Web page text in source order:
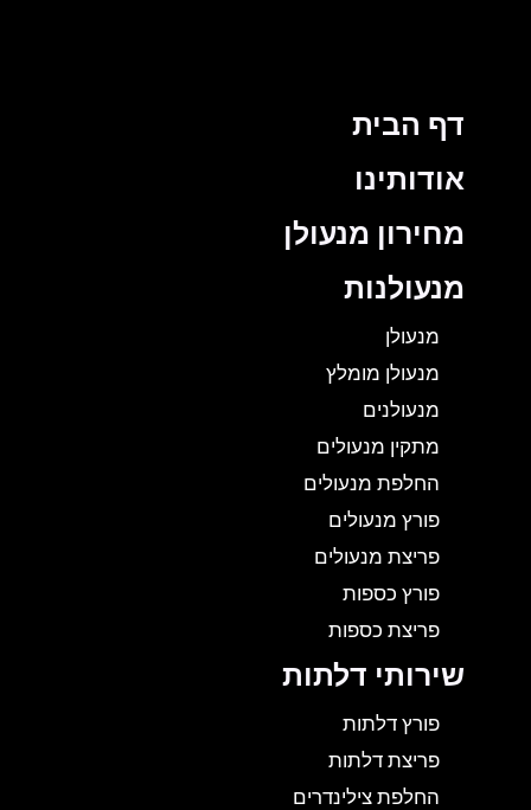
דף הבית
אודותינו
מחירון מנעולן
מנעולנות
מנעולן
מנעולן מומלץ
מנעולנים
מתקין מנעולים
החלפת מנעולים
פורץ מנעולים
פריצת מנעולים
פורץ כספות
פריצת כספות
שירותי דלתות
פורץ דלתות
פריצת דלתות
החלפת צילינדרים